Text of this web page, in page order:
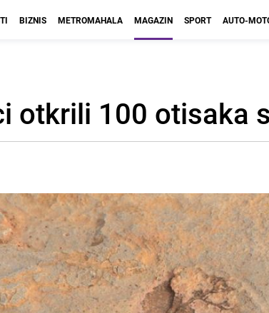
BIZNIS METROMAHALA MAGAZIN SPORT AUTO-
otkrili 100 otisaka